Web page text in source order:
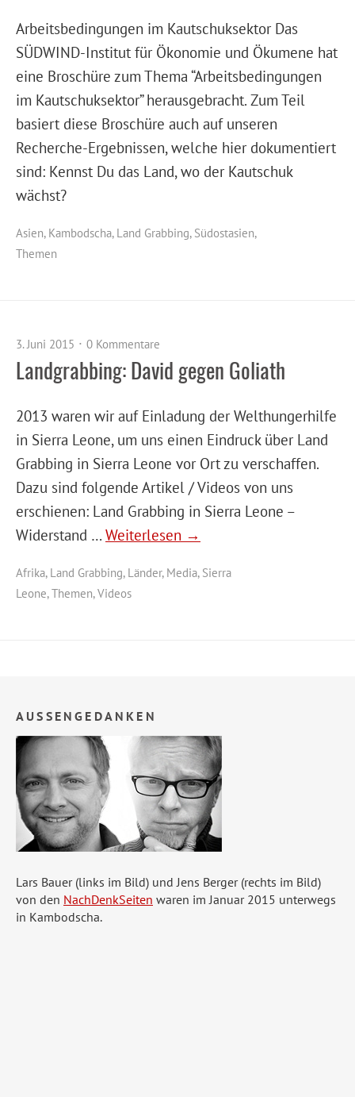
Arbeitsbedingungen im Kautschuksektor Das
SÜDWIND-Institut für Ökonomie und Ökumene hat
eine Broschüre zum Thema “Arbeitsbedingungen
im Kautschuksektor” herausgebracht. Zum Teil
basiert diese Broschüre auch auf unseren
Recherche-Ergebnissen, welche hier dokumentiert
sind: Kennst Du das Land, wo der Kautschuk
wächst?
Asien, Kambodscha, Land Grabbing, Südostasien,
Themen
3. Juni 2015 0 Kommentare
Landgrabbing: David gegen Goliath
2013 waren wir auf Einladung der Welthungerhilfe
in Sierra Leone, um uns einen Eindruck über Land
Grabbing in Sierra Leone vor Ort zu verschaffen.
Dazu sind folgende Artikel / Videos von uns
erschienen: Land Grabbing in Sierra Leone –
Widerstand … Weiterlesen →
Afrika, Land Grabbing, Länder, Media, Sierra
Leone,Themen,Videos
AUSSENGEDANKEN
Lars Bauer (links im Bild) und Jens Berger (rechts im Bild)
von den NachDenkSeiten waren im Januar 2015 unterwegs
in Kambodscha.